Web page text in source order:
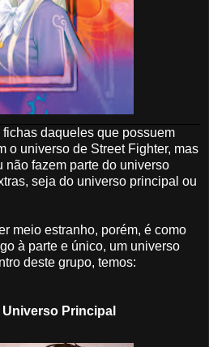
daqueles que possuem
o universo de Street Fighter, mas
não fazem parte do universo
seja do universo principal ou
meio estranho, porém, é como
à parte e único, um universo
deste grupo, temos:
Principal